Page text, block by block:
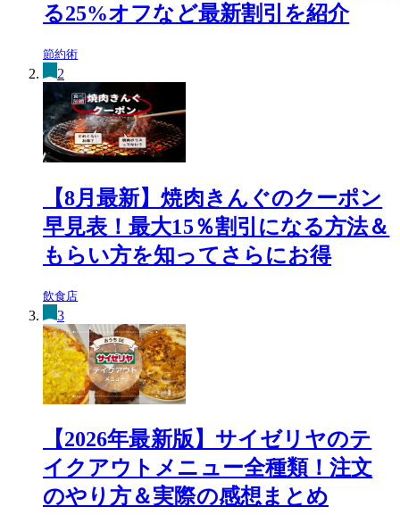
る25%オフなど最新割引を紹介
節約術
2
【8月最新】焼肉きんぐのクーポン
早見表！最大15％割引になる方法＆
もらい方を知ってさらにお得
飲食店
3
【2026年最新版】サイゼリヤのテ
イクアウトメニュー全種類！注文
のやり方＆実際の感想まとめ